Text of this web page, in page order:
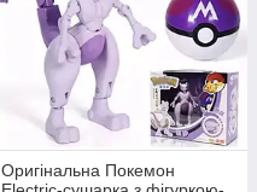
Оригінальна Покемон